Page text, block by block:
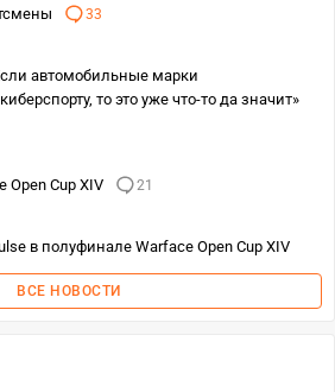
33
автомобильные марки
то это уже что-то да значит»
Open Cup XIV
21
в полуфинале Warface Open Cup XIV
ВСЕ НОВОСТИ